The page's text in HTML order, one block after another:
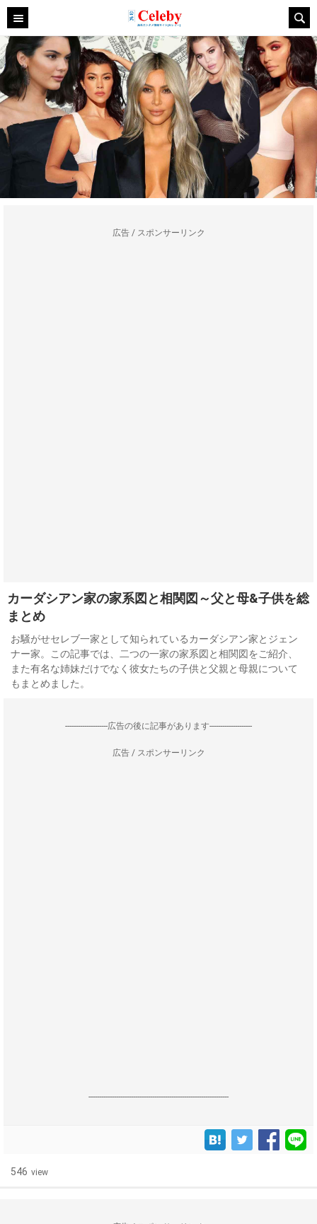
広告 / スポンサーリンク
カーダシアン家の家系図と相関図～父と母&子供を総
まとめ
お騒がせセレブ一家として知られているカーダシアン家とジェン
ナー家。この記事では、二つの一家の家系図と相関図をご紹介、
また有名な姉妹だけでなく彼女たちの子供と父親と母親について
もまとめました。
--------------------広告の後に記事があります--------------------
広告 / スポンサーリンク
------------------------------------------------------------------
546 view